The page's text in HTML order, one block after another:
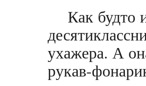
Как будто
ухажера. А
рукав-